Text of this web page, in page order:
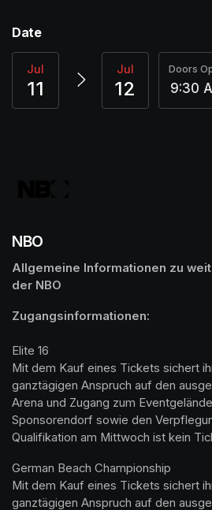
Date
Jul
11
Jul
12
Doors
9:30
NBO
Allgemeine Informationen zu
der NBO
Elite 16
Mit dem Kauf eines Tickets sichert
ganztägigen Anspruch auf den
Arena und Zugang zum
Sponsorendorf sowie den
Qualifikation am Mittwoch ist kein
German Beach Championship
Mit dem Kauf eines Tickets sichert
ganztägigen Anspruch auf den